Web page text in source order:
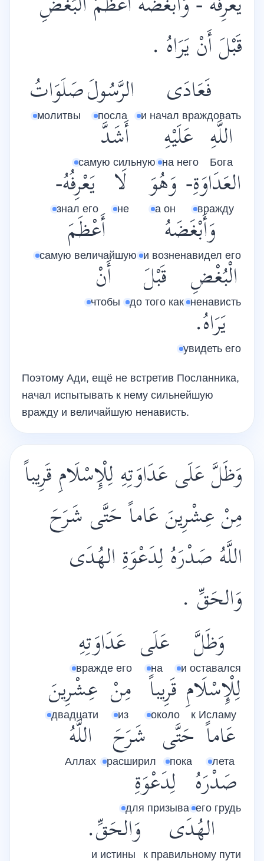
قَبْلَ أَنْ يَرَاهُ .
فَعَادَى
и начал враждовать
الرَّسُولَ
посла
صَلَوَاتُ
молитвы
اللَّهِ
Бога
عَلَيْهِ
на него
أَشَدَّ
самую сильную
العَدَاوَةِ-
вражду
وَهُوَ
а он
لَا
не
يَعْرِفُهُ-
знал его
وَأَبْغَضَهُ
и возненавидел его
أَعْظَمَ
самую величайшую
الْبُغْضِ
ненависть
قَبْلَ
до того как
أَنْ
чтобы
يَرَاهُ.
увидеть его
Поэтому Ади, ещё не встретив Посланника,
начал испытывать к нему сильнейшую
вражду и величайшую ненависть.
وَظَلَّ عَلَى عَدَاوَتِهِ لِلْإِسْلَامِ قَرِيباً
مِنْ عِشْرِينَ عَاماً حَتَّى شَرَحَ
اللَّهُ صَدْرَهُ لِدَعْوَةِ الهُدَى
وَالحَقِّ .
وَظَلَّ
и оставался
عَلَى
на
عَدَاوَتِهِ
вражде его
لِلْإِسْلَامِ
к Исламу
قَرِيباً
около
مِنْ
из
عِشْرِينَ
двадцати
عَاماً
лета
حَتَّى
пока
شَرَحَ
расширил
اللَّهُ
Аллах
صَدْرَهُ
его грудь
لِدَعْوَةِ
для призыва
الهُدَى
к правильному пути
وَالحَقِّ.
и истины